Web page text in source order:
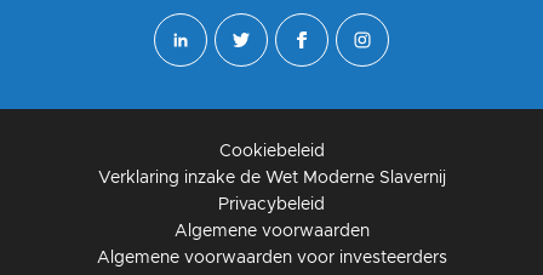
Cookiebeleid
Verklaring inzake de Wet Moderne Slavernij
Privacybeleid
Algemene voorwaarden
Algemene voorwaarden voor investeerders